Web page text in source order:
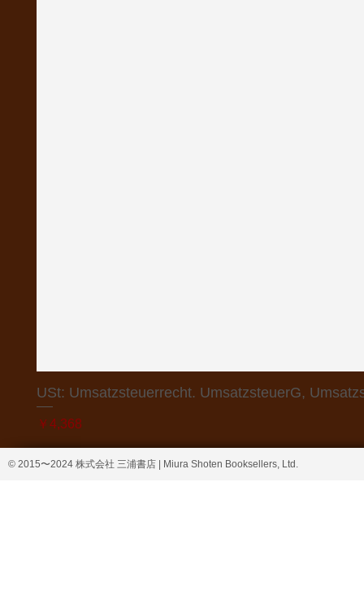
USt: Umsatzsteuerrecht. UmsatzsteuerG,
価格
￥4,368
© 2015〜2024 株式会社 三浦書店 | Miura Shoten Booksellers, Ltd.